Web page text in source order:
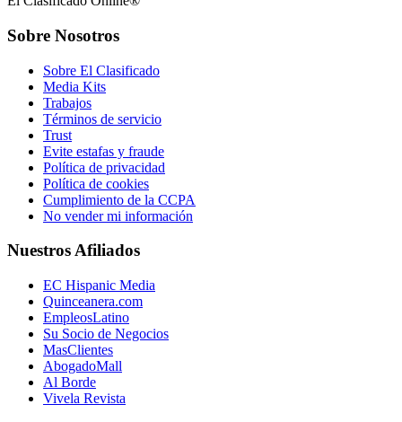
Sobre Nosotros
Sobre El Clasificado
Media Kits
Trabajos
Términos de servicio
Trust
Evite estafas y fraude
Política de privacidad
Política de cookies
Cumplimiento de la CCPA
No vender mi información
Nuestros Afiliados
EC Hispanic Media
Quinceanera.com
EmpleosLatino
Su Socio de Negocios
MasClientes
AbogadoMall
Al Borde
Vivela Revista